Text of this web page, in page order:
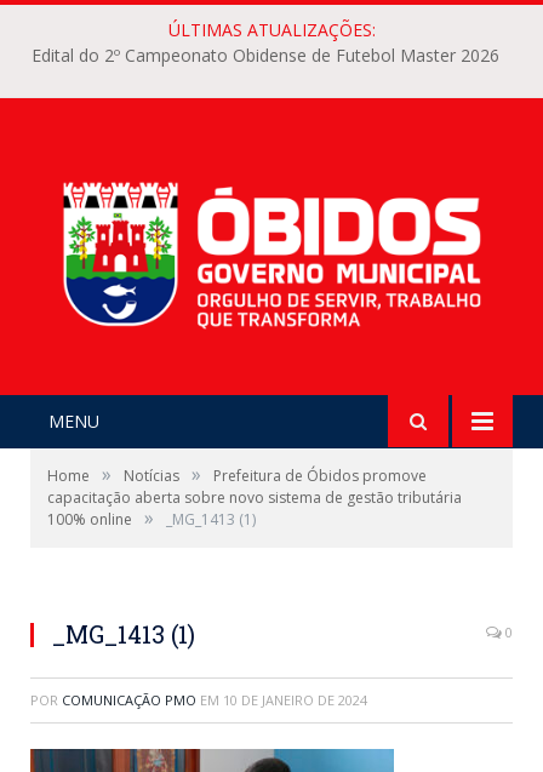
ÚLTIMAS ATUALIZAÇÕES:
Edital do 2º Campeonato Obidense de Futebol Master 2026
MENU
Home » Notícias »
Prefeitura de Óbidos promove
capacitação aberta sobre novo sistema de gestão tributária
100% online
» _MG_1413 (1)
_MG_1413 (1) 0
POR COMUNICAÇÃO PMO EM 10 DE JANEIRO DE 2024